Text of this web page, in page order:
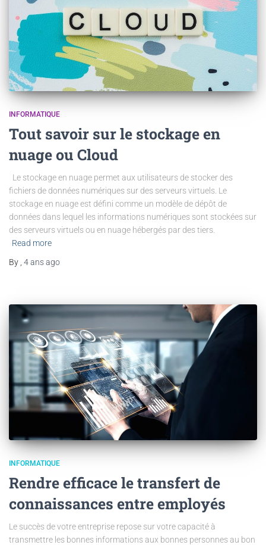
INFORMATIQUE
Tout savoir sur le stockage en
nuage ou Cloud
Le stockage en nuage permet aux utilisateurs de stocker des
fichiers de données numériques sur des serveurs virtuels. Le
stockage en nuage est défini comme un modèle de dépôt de
données dans lequel les informations numériques sont stockées sur
des serveurs virtuels ou en nuage hébergés par des tiers.
Read more
By 4 ansago
INFORMATIQUE
Rendre efficace le transfert de
connaissances entre employés
Le succès de votre entreprise repose sur votre capacité à
transmettre les bonnes informations aux bonnes personnes au bon